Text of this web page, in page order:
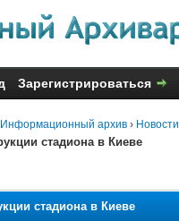
Зарегистрироваться
Информационный архив › Новости
стадиона в Киеве
стадиона в Киеве